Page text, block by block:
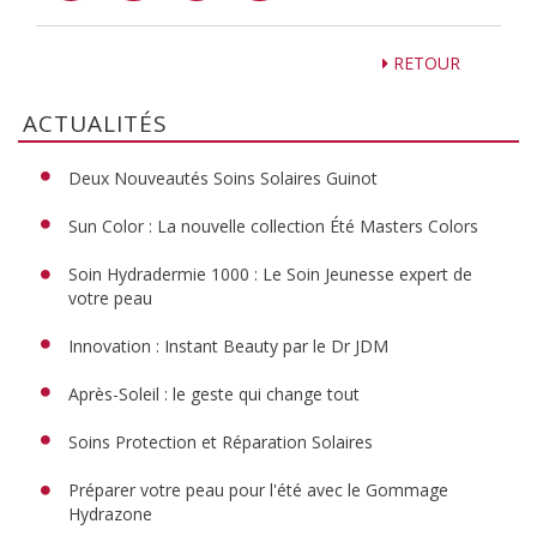
RETOUR
ACTUALITÉS
Deux Nouveautés Soins Solaires Guinot
Sun Color : La nouvelle collection Été Masters Colors
Soin Hydradermie 1000 : Le Soin Jeunesse expert de
votre peau
Innovation : Instant Beauty par le Dr JDM
Après-Soleil : le geste qui change tout
Soins Protection et Réparation Solaires
Préparer votre peau pour l'été avec le Gommage
Hydrazone